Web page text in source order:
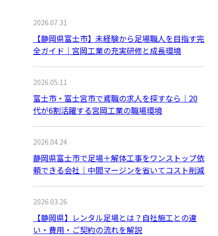
2026.07.31
【静岡県富士市】未経験から足場職人を目指す完
全ガイド｜宮岡工業の充実研修と成長環境
2026.05.11
富士市・富士宮市で鳶職の求人を探すなら｜20
代が6割活躍する宮岡工業の職場環境
2026.04.24
静岡県富士市で足場＋解体工事をワンストップ依
頼できる会社｜中間マージンを省いてコスト削減
2026.03.26
【静岡県】レンタル足場とは？自社施工との違
い・費用・ご契約の流れを解説